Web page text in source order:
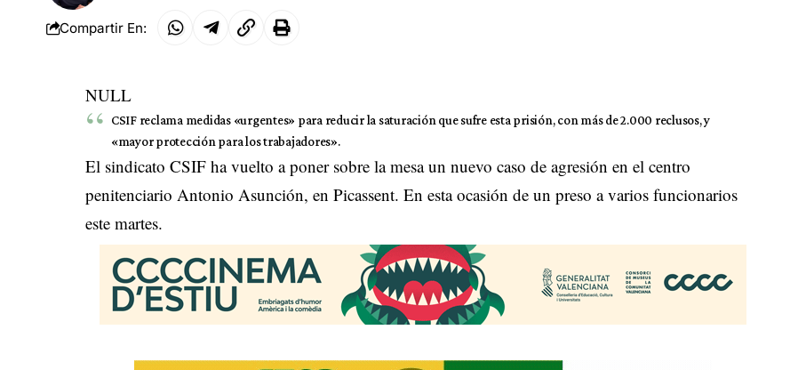
Compartir En:
NULL
CSIF reclama medidas «urgentes» para reducir la saturación que sufre esta prisión, con más de 2.000 reclusos, y
«mayor protección para los trabajadores».
El sindicato CSIF ha vuelto a poner sobre la mesa un nuevo caso de agresión en el centro
penitenciario Antonio Asunción, en Picassent. En esta ocasión de un preso a varios funcionarios
este martes.